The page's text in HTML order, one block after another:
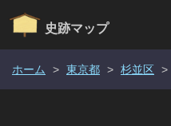
史跡マップ
ホーム > 東京都 > 杉並区 >